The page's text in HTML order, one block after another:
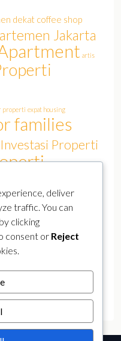
dekat coffee shop
Jakarta
artis
properti expat housing
families
Investasi Properti
Luxury
Jakarta Selatan
Mewah Jakarta
Tinggal Cinere
deliver
traffic. You can
clicking
consent or Reject